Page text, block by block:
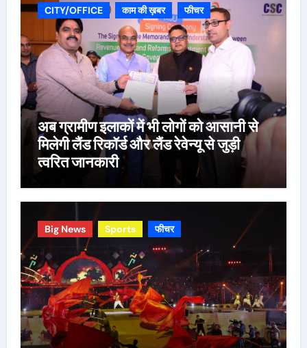
CITY/OFFICE काम की ख़बर फीचर
अब ग्रामीण इलाकों में भी लोगों को आसानी से
मिलेगी लैंड रिकॉर्ड और लैंड रेवेन्यू से जुड़ी
त्वरित जानकारी
Big News Sports फीचर